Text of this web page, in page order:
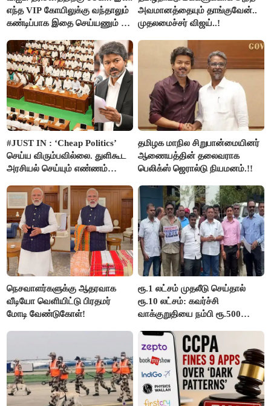
எந்த VIP கோயிலுக்கு வந்தாலும்
கண்டிப்பாக இதை செய்யணும் -
அவமானத்தையும் தாங்குவேன்..
முதலமைச்சர் விஜய்..!
#JUST IN : ‘Cheap Politics’
செய்ய விரும்பவில்லை. துளிகூட
அரசியல் செய்யும் எண்ணம்
விஜய் பதில்!
தமிழக மாநில சிறுபான்மையினர்
ஆணையத்தின் தலைவராக
பெலிக்ஸ் ஜெரால்டு நியமனம்.!!
நெசவாளர்களுக்கு ஆதரவாக
வீடியோ வெளியிட்டு பிரதமர்
மோடி வேண்டுகோள்!
ரூ.1 லட்சம் முதலீடு செய்தால்
ரூ.10 லட்சம்: கவர்ச்சி
வாக்குறுதியை நம்பி ரூ.500
மக்கள்!